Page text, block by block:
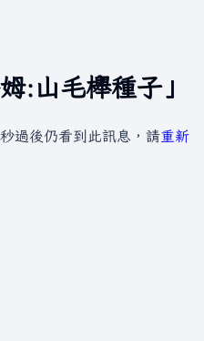
:山毛櫸種子」
過後仍看到此訊息，請重新